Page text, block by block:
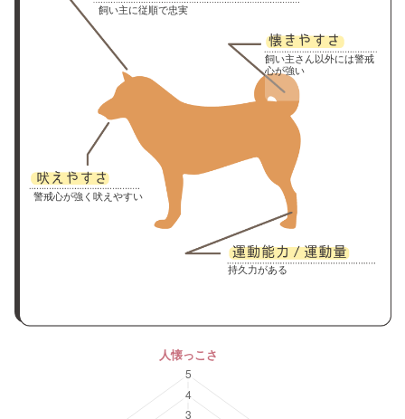
飼い主に従順で忠実
飼い主さん以外には警戒
心が強い
警戒心が強く吠えやすい
持久力がある